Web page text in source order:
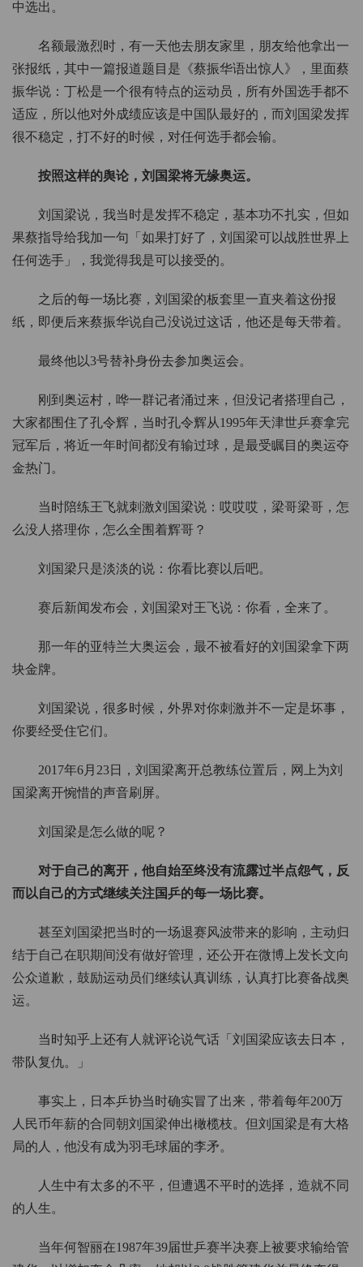
中选出。
名额最激烈时，有一天他去朋友家里，朋友给他拿出一
张报纸，其中一篇报道题目是《蔡振华语出惊人》，里面蔡
振华说：丁松是一个很有特点的运动员，所有外国选手都不
适应，所以他对外成绩应该是中国队最好的，而刘国梁发挥
很不稳定，打不好的时候，对任何选手都会输。
按照这样的舆论，刘国梁将无缘奥运。
刘国梁说，我当时是发挥不稳定，基本功不扎实，但如
果蔡指导给我加一句「如果打好了，刘国梁可以战胜世界上
任何选手」，我觉得我是可以接受的。
之后的每一场比赛，刘国梁的板套里一直夹着这份报
纸，即便后来蔡振华说自己没说过这话，他还是每天带着。
最终他以3号替补身份去参加奥运会。
刚到奥运村，哗一群记者涌过来，但没记者搭理自己，
大家都围住了孔令辉，当时孔令辉从1995年天津世乒赛拿完
冠军后，将近一年时间都没有输过球，是最受瞩目的奥运夺
金热门。
当时陪练王飞就刺激刘国梁说：哎哎哎，梁哥梁哥，怎
么没人搭理你，怎么全围着辉哥？
刘国梁只是淡淡的说：你看比赛以后吧。
赛后新闻发布会，刘国梁对王飞说：你看，全来了。
那一年的亚特兰大奥运会，最不被看好的刘国梁拿下两
块金牌。
刘国梁说，很多时候，外界对你刺激并不一定是坏事，
你要经受住它们。
2017年6月23日，刘国梁离开总教练位置后，网上为刘
国梁离开惋惜的声音刷屏。
刘国梁是怎么做的呢？
对于自己的离开，他自始至终没有流露过半点怨气，反
而以自己的方式继续关注国乒的每一场比赛。
甚至刘国梁把当时的一场退赛风波带来的影响，主动归
结于自己在职期间没有做好管理，还公开在微博上发长文向
公众道歉，鼓励运动员们继续认真训练，认真打比赛备战奥
运。
当时知乎上还有人就评论说气话「刘国梁应该去日本，
带队复仇。」
事实上，日本乒协当时确实冒了出来，带着每年200万
人民币年薪的合同朝刘国梁伸出橄榄枝。但刘国梁是有大格
局的人，他没有成为羽毛球届的李矛。
人生中有太多的不平，但遭遇不平时的选择，造就不同
的人生。
当年何智丽在1987年39届世乒赛半决赛上被要求输给管